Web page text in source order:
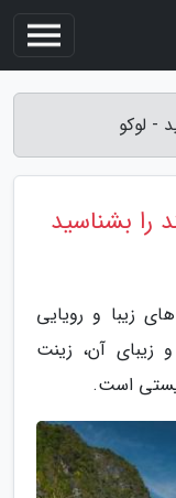
زیبا و رویایی
زیبای آن، زینت
است.